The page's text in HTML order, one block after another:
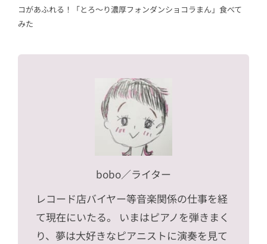
コがあふれる！「とろ～り濃厚フォンダンショコラまん」食べて
みた
bobo／ライター
レコード店バイヤー等音楽関係の仕事を経
て現在にいたる。 いまはピアノを弾きまく
り、夢は大好きなピアニストに演奏を見て